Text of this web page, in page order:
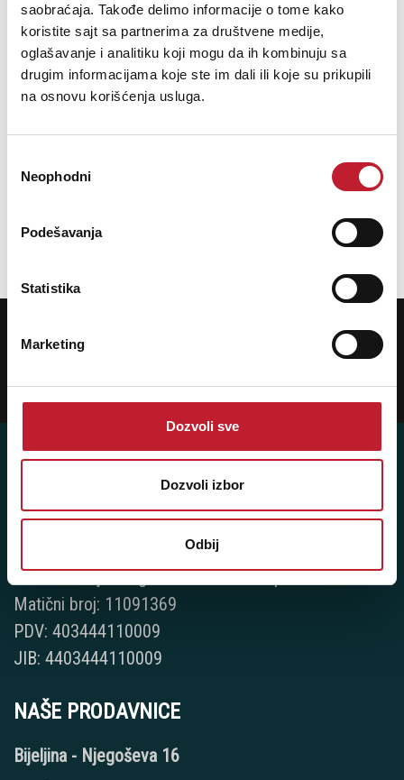
saobraćaja. Takođe delimo informacije o tome kako
koristite sajt sa partnerima za društvene medije,
oglašavanje i analitiku koji mogu da ih kombinuju sa
drugim informacijama koje ste im dali ili koje su prikupili
na osnovu korišćenja usluga.
сагласности
Neophodni
Podešavanja
Statistika
Marketing
Dozvoli sve
Dozvoli izbor
Odbij
DODAJ U KORPU
Ukoliko želite da dobijete najnovije informacije o novitetima i popustima,
prijavite se na naš NEWSLETTER!
Prijavi
Player 387 doo
Posredovanje u trgovini raznovrsnim proizvodima
Matični broj: 11091369
PDV: 403444110009
JIB: 4403444110009
NAŠE PRODAVNICE
Bijeljina - Njegoševa 16